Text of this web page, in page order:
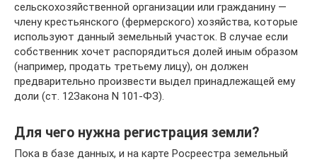
сельскохозяйственной организации или гражданину —
члену крестьянского (фермерского) хозяйства, которые
используют данный земельный участок. В случае если
собственник хочет распорядиться долей иным образом
(например, продать третьему лицу), он должен
предварительно произвести выдел принадлежащей ему
доли (ст. 12Закона N 101-ФЗ).
Для чего нужна регистрация земли?
Пока в базе данных, и на карте Росреестра земельный